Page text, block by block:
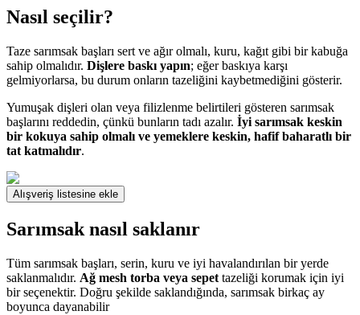
Nasıl seçilir?
Taze sarımsak başları sert ve ağır olmalı, kuru, kağıt gibi bir kabuğa
sahip olmalıdır. Dişlere baskı yapın; eğer baskıya karşı
gelmiyorlarsa, bu durum onların tazeliğini kaybetmediğini gösterir.
Yumuşak dişleri olan veya filizlenme belirtileri gösteren sarımsak
başlarını reddedin, çünkü bunların tadı azalır. İyi sarımsak keskin
bir kokuya sahip olmalı ve yemeklere keskin, hafif baharatlı bir
tat katmalıdır.
Alışveriş listesine ekle
Sarımsak nasıl saklanır
Tüm sarımsak başları, serin, kuru ve iyi havalandırılan bir yerde
saklanmalıdır. Ağ mesh torba veya sepet tazeliği korumak için iyi
bir seçenektir. Doğru şekilde saklandığında, sarımsak birkaç ay
boyunca dayanabilir